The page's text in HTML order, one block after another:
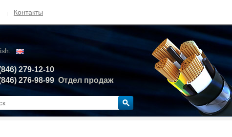
Контакты
279-12-10
276-98-99 Отдел продаж